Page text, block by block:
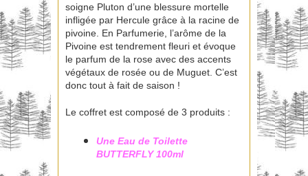
soigne Pluton d’une blessure mortelle
infligée par Hercule grâce à la racine de
pivoine. En Parfumerie, l’arôme de la
Pivoine est tendrement fleuri et évoque
le parfum de la rose avec des accents
végétaux de rosée ou de Muguet. C’est
donc tout à fait de saison !
Le coffret est composé de 3 produits :
Une Eau de Toilette
BUTTERFLY 100ml